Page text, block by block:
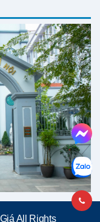
All Rights